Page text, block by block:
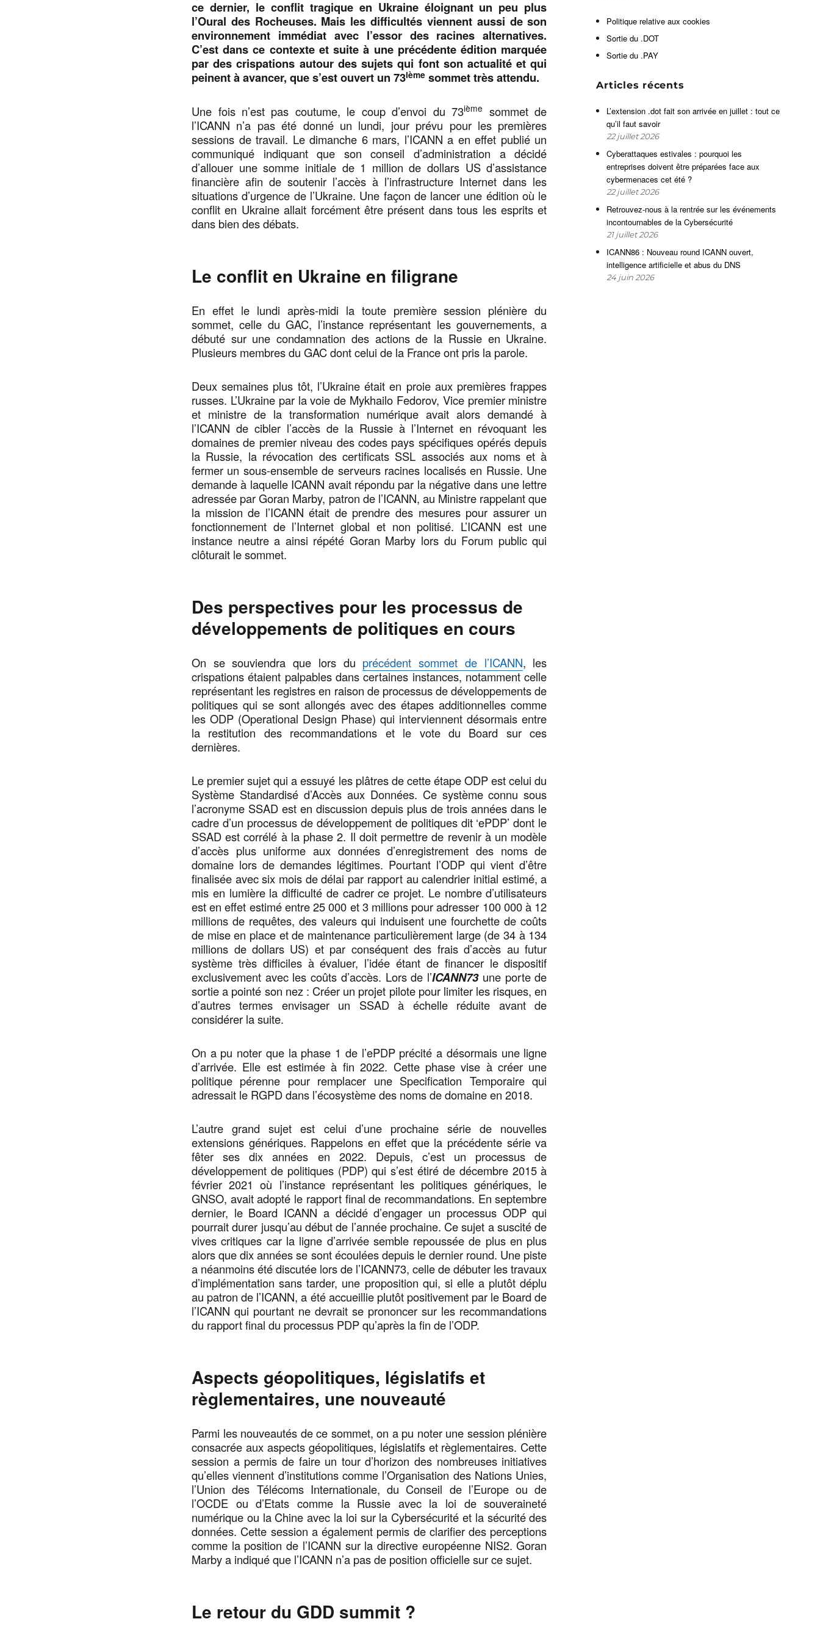
ce dernier, le conflit tragique en Ukraine éloignant un peu plus
l’Oural des Rocheuses. Mais les difficultés viennent aussi de son
environnement immédiat avec l’essor des racines alternatives.
C’est dans ce contexte et suite à une précédente édition marquée
par des crispations autour des sujets qui font son actualité et qui
peinent à avancer, que s’est ouvert un 73ième sommet très attendu.
Une fois n’est pas coutume, le coup d’envoi du 73ième sommet de
l’ICANN n’a pas été donné un lundi, jour prévu pour les premières
sessions de travail. Le dimanche 6 mars, l’ICANN a en effet publié un
communiqué indiquant que son conseil d’administration a décidé
d’allouer une somme initiale de 1 million de dollars US d’assistance
financière afin de soutenir l’accès à l’infrastructure Internet dans les
situations d’urgence de l’Ukraine. Une façon de lancer une édition où le
conflit en Ukraine allait forcément être présent dans tous les esprits et
dans bien des débats.
Le conflit en Ukraine en filigrane
En effet le lundi après-midi la toute première session plénière du
sommet, celle du GAC, l’instance représentant les gouvernements, a
débuté sur une condamnation des actions de la Russie en Ukraine.
Plusieurs membres du GAC dont celui de la France ont pris la parole.
Deux semaines plus tôt, l’Ukraine était en proie aux premières frappes
russes. L’Ukraine par la voie de Mykhailo Fedorov, Vice premier ministre
et ministre de la transformation numérique avait alors demandé à
l’ICANN de cibler l’accès de la Russie à l’Internet en révoquant les
domaines de premier niveau des codes pays spécifiques opérés depuis
la Russie, la révocation des certificats SSL associés aux noms et à
fermer un sous-ensemble de serveurs racines localisés en Russie. Une
demande à laquelle ICANN avait répondu par la négative dans une lettre
adressée par Goran Marby, patron de l’ICANN, au Ministre rappelant que
la mission de l’ICANN était de prendre des mesures pour assurer un
fonctionnement de l’Internet global et non politisé. L’ICANN est une
instance neutre a ainsi répété Goran Marby lors du Forum public qui
clôturait le sommet.
Des perspectives pour les processus de
développements de politiques en cours
On se souviendra que lors du précédent sommet de l’ICANN, les
crispations étaient palpables dans certaines instances, notamment celle
représentant les registres en raison de processus de développements de
politiques qui se sont allongés avec des étapes additionnelles comme
les ODP (Operational Design Phase) qui interviennent désormais entre
la restitution des recommandations et le vote du Board sur ces
dernières.
Le premier sujet qui a essuyé les plâtres de cette étape ODP est celui du
Système Standardisé d’Accès aux Données. Ce système connu sous
l’acronyme SSAD est en discussion depuis plus de trois années dans le
cadre d’un processus de développement de politiques dit ‘ePDP’ dont le
SSAD est corrélé à la phase 2. Il doit permettre de revenir à un modèle
d’accès plus uniforme aux données d’enregistrement des noms de
domaine lors de demandes légitimes. Pourtant l’ODP qui vient d’être
finalisée avec six mois de délai par rapport au calendrier initial estimé, a
mis en lumière la difficulté de cadrer ce projet. Le nombre d’utilisateurs
est en effet estimé entre 25 000 et 3 millions pour adresser 100 000 à 12
millions de requêtes, des valeurs qui induisent une fourchette de coûts
de mise en place et de maintenance particulièrement large (de 34 à 134
millions de dollars US) et par conséquent des frais d’accès au futur
système très difficiles à évaluer, l’idée étant de financer le dispositif
exclusivement avec les coûts d’accès. Lors de l’ICANN73une porte de
sortie a pointé son nez : Créer un projet pilote pour limiter les risques, en
d’autres termes envisager un SSAD à échelle réduite avant de
considérer la suite.
On a pu noter que la phase 1 de l’ePDP précité a désormais une ligne
d’arrivée. Elle est estimée à fin 2022. Cette phase vise à créer une
politique pérenne pour remplacer une Specification Temporaire qui
adressait le RGPD dans l’écosystème des noms de domaine en 2018.
L’autre grand sujet est celui d’une prochaine série de nouvelles
extensions génériques. Rappelons en effet que la précédente série va
fêter ses dix années en 2022. Depuis, c’est un processus de
développement de politiques (PDP) qui s’est étiré de décembre 2015 à
février 2021 où l’instance représentant les politiques génériques, le
GNSO, avait adopté le rapport final de recommandations. En septembre
dernier, le Board ICANN a décidé d’engager un processus ODP qui
pourrait durer jusqu’au début de l’année prochaine. Ce sujet a suscité de
vives critiques car la ligne d’arrivée semble repoussée de plus en plus
alors que dix années se sont écoulées depuis le dernier round. Une piste
a néanmoins été discutée lors de l’ICANN73, celle de débuter les travaux
d’implémentation sans tarder, une proposition qui, si elle a plutôt déplu
au patron de l’ICANN, a été accueillie plutôt positivement par le Board de
l’ICANN qui pourtant ne devrait se prononcer sur les recommandations
du rapport final du processus PDP qu’après la fin de l’ODP.
Aspects géopolitiques, législatifs et
règlementaires, une nouveauté
Parmi les nouveautés de ce sommet, on a pu noter une session plénière
consacrée aux aspects géopolitiques, législatifs et règlementaires. Cette
session a permis de faire un tour d’horizon des nombreuses initiatives
qu’elles viennent d’institutions comme l’Organisation des Nations Unies,
l’Union des Télécoms Internationale, du Conseil de l’Europe ou de
l’OCDE ou d’Etats comme la Russie avec la loi de souveraineté
numérique ou la Chine avec la loi sur la Cybersécurité et la sécurité des
données. Cette session a également permis de clarifier des perceptions
comme la position de l’ICANN sur la directive européenne NIS2. Goran
Marby a indiqué que l’ICANN n’a pas de position officielle sur ce sujet.
Le retour du GDD summit ?
Politique relative aux cookies
Sortie du .DOT
Sortie du .PAY
Articles récents
L’extension .dot fait son arrivée en juillet : tout ce
qu’il faut savoir
22 juillet 2026
Cyberattaques estivales : pourquoi les
entreprises doivent être préparées face aux
cybermenaces cet été ?
22 juillet 2026
Retrouvez-nous à la rentrée sur les événements
incontournables de la Cybersécurité
21 juillet 2026
ICANN86 : Nouveau round ICANN ouvert,
intelligence artificielle et abus du DNS
24 juin 2026